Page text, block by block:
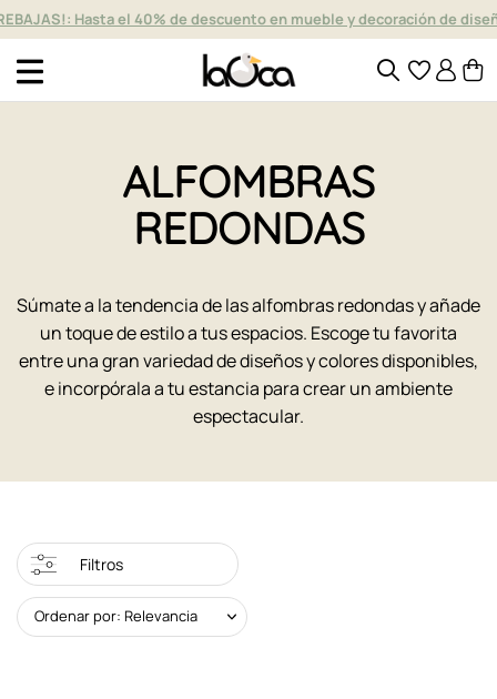
Hasta el 40% de descuento en mueble y decoración de
ALFOMBRAS
REDONDAS
Súmate a la tendencia de las alfombras redondas y añade
un toque de estilo a tus espacios. Escoge tu favorita
entre una gran variedad de diseños y colores disponibles,
e incorpórala a tu estancia para crear un ambiente
espectacular.
Filtros
Ordenar por: Relevancia